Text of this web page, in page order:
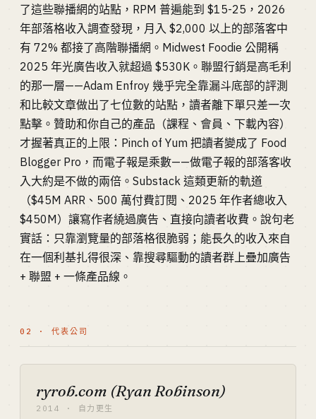
了這些聯播網的站點，RPM 普遍能到 $15-25，2026
年部落格收入調查發現，月入 $2,000 以上的部落客中
有 72% 都接了高階聯播網。Midwest Foodie 公開稱
2025 年光廣告收入就超過 $530K。聯盟行銷是高毛利
的那一層——Adam Enfroy 幾乎完全靠漏斗底部的評測
和比較文章做出了七位數的站點，讀者離下單只差一次
點擊。贊助和你自己的產品（課程、會員、下載內容）
才握著真正的上限：Pinch of Yum 把讀者變成了 Food
Blogger Pro，而電子報是乘數——做電子報的部落客收
入大約是不做的兩倍。Substack 這類更新的軌道
（$45M ARR、500 萬付費訂閱、2025 年作者總收入
$450M）讓寫作者繞過廣告、直接向讀者收費。說句老
實話：只靠瀏覽量的部落格很脆弱；能長久的收入來自
在一個利基扎得很深、靠搜尋驅動的讀者群上疊加廣告
+ 聯盟 + 一條產品線。
02 · 代表公司
ryrob.com (Ryan Robinson)
2014 · 自力更生